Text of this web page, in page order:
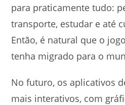
para praticamente tudo:
transporte, estudar e até
Então, é natural que o
tenha migrado para o
No futuro, os aplicativos
mais interativos, com